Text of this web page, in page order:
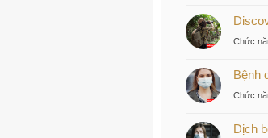
Chức
Bệnh
Chức
Dịch